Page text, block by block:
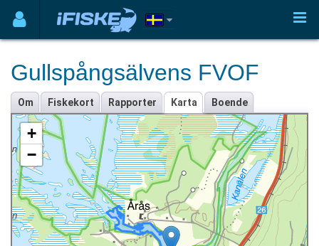
Gullspångsälvens FVOF
Om Fiskekort Rapporter Karta Boende
+
−